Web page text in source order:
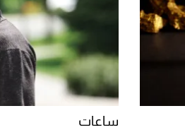
ساعات